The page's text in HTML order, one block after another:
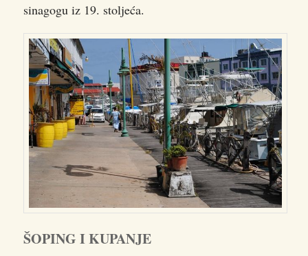
sinagogu iz 19. stoljeća.
ŠOPING I KUPANJE